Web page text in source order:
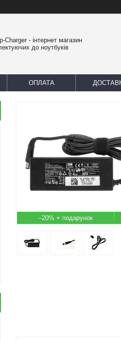
Charger - інтернет магазин
до ноутбуків
ОПЛАТА
–20%